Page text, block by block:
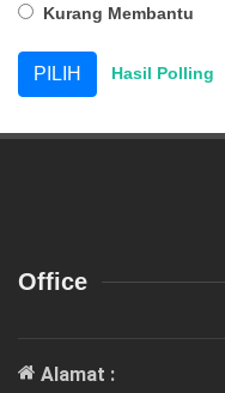
Kurang Membantu
Hasil Polling
Office
Alamat :